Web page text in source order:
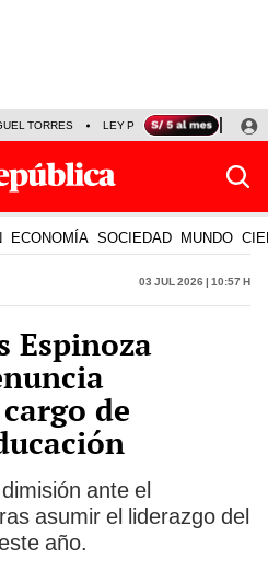
TORRES LEY PULPÍN PRECIO DEL
ECONOMÍA SOCIEDAD MUNDO
03 Jul 2026 | 10:57 h
Espinoza
de
ante el
asumir el liderazgo del
año.